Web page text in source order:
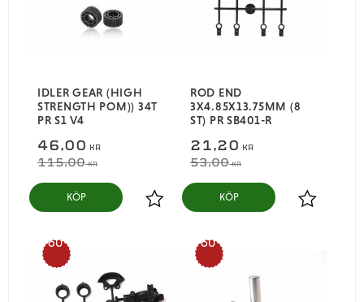
IDLER GEAR (HIGH
STRENGTH POM)) 34T
PR S1 V4
46,00 KR
115,00KR
Lägg till i favoriter
KÖP
ROD END
3X4.85X13.75MM (8
ST) PR SB401-R
21,20 KR
53,00KR
Lägg till i
KÖP
60
%
60
%